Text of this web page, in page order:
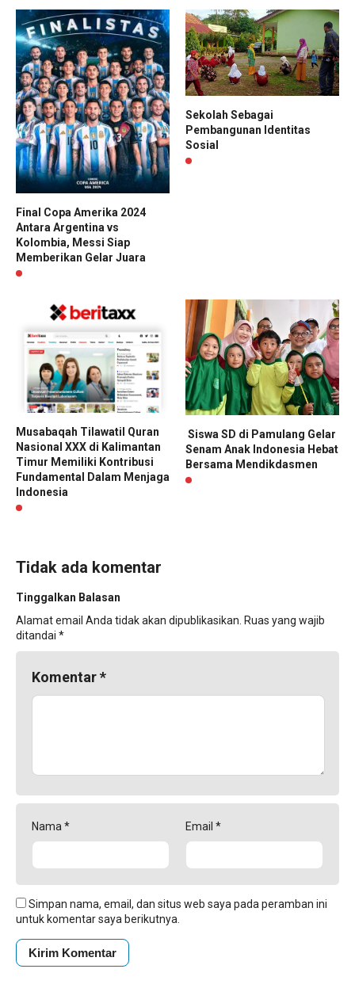
Final Copa Amerika 2024
Antara Argentina vs
Kolombia, Messi Siap
Memberikan Gelar Juara
Sekolah Sebagai
Pembangunan Identitas
Sosial
Musabaqah Tilawatil Quran
Nasional XXX di Kalimantan
Timur Memiliki Kontribusi
Fundamental Dalam Menjaga
Indonesia
Siswa SD di Pamulang Gelar
Senam Anak Indonesia Hebat
Bersama Mendikdasmen
Tidak ada komentar
Tinggalkan Balasan
Alamat email Anda tidak akan dipublikasikan. Ruas yang wajib
ditandai *
Komentar*
Nama* Email *
Simpan nama, email, dan situs web saya pada peramban ini
untuk komentar saya berikutnya.